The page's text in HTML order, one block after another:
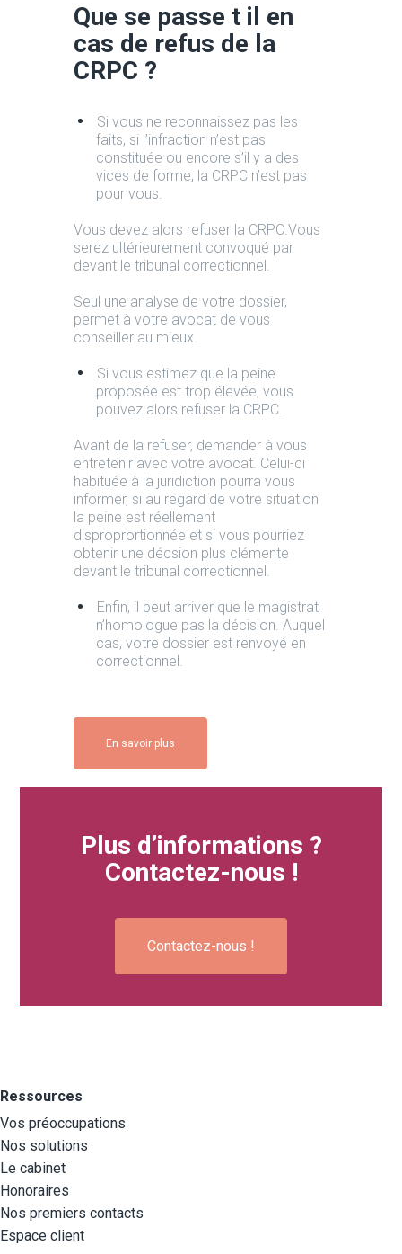
Que se passe t il en
cas de refus de la
CRPC ?
Si vous ne reconnaissez pas les
faits, si l’infraction n’est pas
constituée ou encore s’il y a des
vices de forme, la CRPC n’est pas
pour vous.
Vous devez alors refuser la CRPC.Vous
serez ultérieurement convoqué par
devant le tribunal correctionnel.
Seul une analyse de votre dossier,
permet à votre avocat de vous
conseiller au mieux.
Si vous estimez que la peine
proposée est trop élevée, vous
pouvez alors refuser la CRPC.
Avant de la refuser, demander à vous
entretenir avec votre avocat. Celui-ci
habituée à la juridiction pourra vous
informer, si au regard de votre situation
la peine est réellement
disproprortionnée et si vous pourriez
obtenir une décsion plus clémente
devant le tribunal correctionnel.
Enfin, il peut arriver que le magistrat
n’homologue pas la décision. Auquel
cas, votre dossier est renvoyé en
correctionnel.
En savoir plus
Plus d’informations ?
Contactez-nous !
Contactez-nous !
Ressources
Vos préoccupations
Nos solutions
Le cabinet
Honoraires
Nos premiers contacts
Espace client